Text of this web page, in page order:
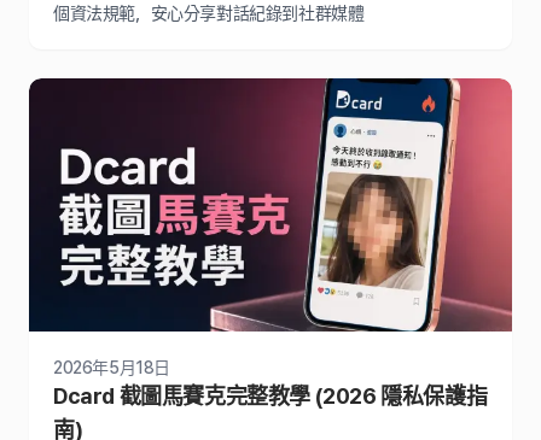
個資法規範，安心分享對話紀錄到社群媒體
2026年5月18日
Dcard 截圖馬賽克完整教學 (2026 隱私保護指
南)